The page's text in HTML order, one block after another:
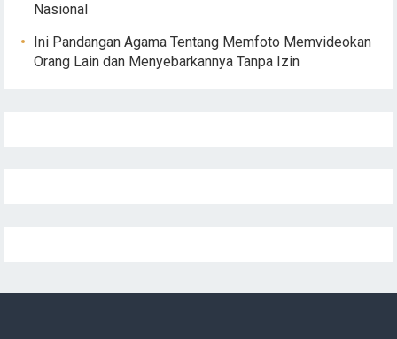
Nasional
Ini Pandangan Agama Tentang Memfoto Memvideokan
Orang Lain dan Menyebarkannya Tanpa Izin